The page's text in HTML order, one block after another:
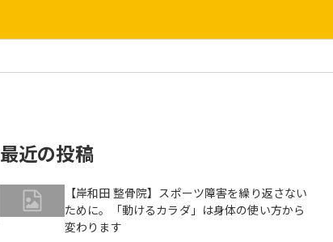
最近の投稿
【岸和田 整骨院】スポーツ障害を繰り返さない
ために。「動けるカラダ」は身体の使い方から
変わります